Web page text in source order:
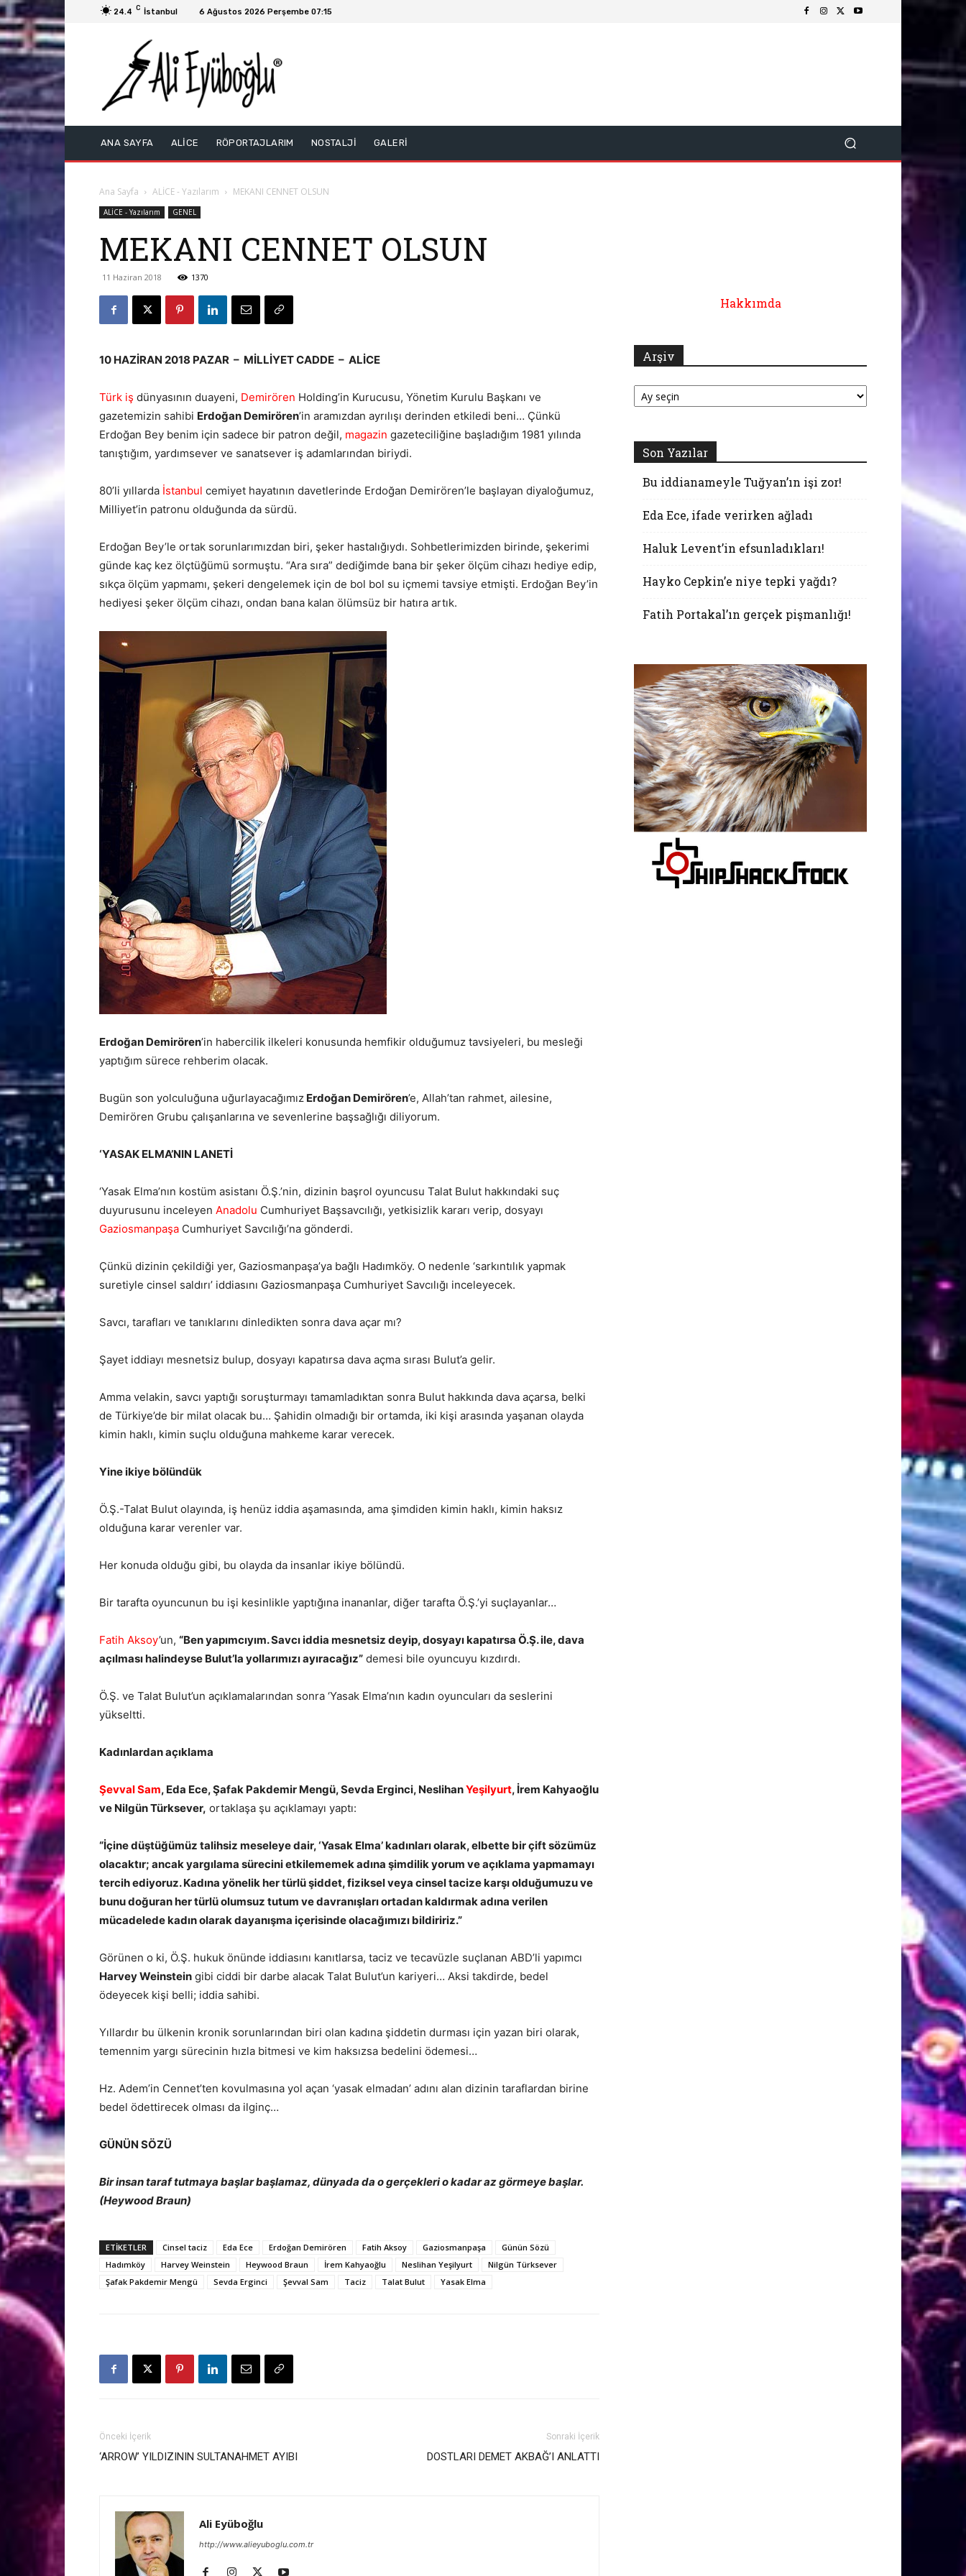
24.4 C İstanbul 6 Ağustos 2026 Perşembe 07:15
ANA SAYFA ALİCE RÖPORTAJLARIM NOSTALJİ GALERİ
Ana Sayfa ALİCE - Yazılarım MEKANI CENNET OLSUN
ALİCE - Yazılarım GENEL
MEKANI CENNET OLSUN
11 Haziran 2018 1370
10 HAZİRAN 2018 PAZAR – MİLLİYET CADDE – ALİCE
Türk iş dünyasının duayeni, Demirören Holding’in Kurucusu, Yönetim Kurulu Başkanı ve
gazetemizin sahibi Erdoğan Demirören’in aramızdan ayrılışı derinden etkiledi beni… Çünkü
Erdoğan Bey benim için sadece bir patron değil, magazin gazeteciliğine başladığım 1981 yılında
tanıştığım, yardımsever ve sanatsever iş adamlarından biriydi.
80’li yıllarda İstanbul cemiyet hayatının davetlerinde Erdoğan Demirören’le başlayan diyaloğumuz,
Milliyet’in patronu olduğunda da sürdü.
Erdoğan Bey’le ortak sorunlarımızdan biri, şeker hastalığıydı. Sohbetlerimizden birinde, şekerimi
günde kaç kez ölçtüğümü sormuştu. “Ara sıra” dediğimde bana bir şeker ölçüm cihazı hediye edip,
sıkça ölçüm yapmamı, şekeri dengelemek için de bol bol su içmemi tavsiye etmişti. Erdoğan Bey’in
hediyesi şeker ölçüm cihazı, ondan bana kalan ölümsüz bir hatıra artık.
Erdoğan Demirören’in habercilik ilkeleri konusunda hemfikir olduğumuz tavsiyeleri, bu mesleği
yaptığım sürece rehberim olacak.
Bugün son yolculuğuna uğurlayacağımız Erdoğan Demirören’e, Allah’tan rahmet, ailesine,
Demirören Grubu çalışanlarına ve sevenlerine başsağlığı diliyorum.
‘YASAK ELMA’NIN LANETİ
‘Yasak Elma’nın kostüm asistanı Ö.Ş.’nin, dizinin başrol oyuncusu Talat Bulut hakkındaki suç
duyurusunu inceleyen Anadolu Cumhuriyet Başsavcılığı, yetkisizlik kararı verip, dosyayı
Gaziosmanpaşa Cumhuriyet Savcılığı’na gönderdi.
Çünkü dizinin çekildiği yer, Gaziosmanpaşa’ya bağlı Hadımköy. O nedenle ‘sarkıntılık yapmak
suretiyle cinsel saldırı’ iddiasını Gaziosmanpaşa Cumhuriyet Savcılığı inceleyecek.
Savcı, tarafları ve tanıklarını dinledikten sonra dava açar mı?
Şayet iddiayı mesnetsiz bulup, dosyayı kapatırsa dava açma sırası Bulut’a gelir.
Amma velakin, savcı yaptığı soruşturmayı tamamladıktan sonra Bulut hakkında dava açarsa, belki
de Türkiye’de bir milat olacak bu… Şahidin olmadığı bir ortamda, iki kişi arasında yaşanan olayda
kimin haklı, kimin suçlu olduğuna mahkeme karar verecek.
Yine ikiye bölündük
Ö.Ş.-Talat Bulut olayında, iş henüz iddia aşamasında, ama şimdiden kimin haklı, kimin haksız
olduğuna karar verenler var.
Her konuda olduğu gibi, bu olayda da insanlar ikiye bölündü.
Bir tarafta oyuncunun bu işi kesinlikle yaptığına inananlar, diğer tarafta Ö.Ş.’yi suçlayanlar…
Fatih Aksoy’un, “Ben yapımcıyım. Savcı iddia mesnetsiz deyip, dosyayı kapatırsa Ö.Ş. ile, dava
açılması halindeyse Bulut’la yollarımızı ayıracağız” demesi bile oyuncuyu kızdırdı.
Ö.Ş. ve Talat Bulut’un açıklamalarından sonra ‘Yasak Elma’nın kadın oyuncuları da seslerini
yükseltti.
Kadınlardan açıklama
Şevval Sam, Eda Ece, Şafak Pakdemir Mengü, Sevda Erginci, NeslihanYeşilyurt, İrem Kahyaoğlu
ve Nilgün Türksever, ortaklaşa şu açıklamayı yaptı:
“İçine düştüğümüz talihsiz meseleye dair, ‘Yasak Elma’ kadınları olarak, elbette bir çift sözümüz
olacaktır; ancak yargılama sürecini etkilememek adına şimdilik yorum ve açıklama yapmamayı
tercih ediyoruz. Kadına yönelik her türlü şiddet, fiziksel veya cinsel tacize karşı olduğumuzu ve
bunu doğuran her türlü olumsuz tutum ve davranışları ortadan kaldırmak adına verilen
mücadelede kadın olarak dayanışma içerisinde olacağımızı bildiririz.”
Görünen o ki, Ö.Ş. hukuk önünde iddiasını kanıtlarsa, taciz ve tecavüzle suçlanan ABD’li yapımcı
Harvey Weinstein gibi ciddi bir darbe alacak Talat Bulut’un kariyeri… Aksi takdirde, bedel
ödeyecek kişi belli; iddia sahibi.
Yıllardır bu ülkenin kronik sorunlarından biri olan kadına şiddetin durması için yazan biri olarak,
temennim yargı sürecinin hızla bitmesi ve kim haksızsa bedelini ödemesi…
Hz. Adem’in Cennet’ten kovulmasına yol açan ‘yasak elmadan’ adını alan dizinin taraflardan birine
bedel ödettirecek olması da ilginç…
GÜNÜN SÖZÜ
Bir insan taraf tutmaya başlar başlamaz, dünyada da o gerçekleri o kadar az görmeye başlar.
(Heywood Braun)
ETİKETLER Cinsel taciz Eda Ece Erdoğan Demirören Fatih Aksoy Gaziosmanpaşa
Günün Sözü
Hadımköy
Harvey Weinstein Heywood Braun İrem Kahyaoğlu Neslihan Yeşilyurt
Nilgün Türksever
Şafak Pakdemir Mengü
Sevda Erginci Şevval Sam Taciz Talat Bulut Yasak Elma
Önceki İçerik
‘ARROW’ YILDIZININ SULTANAHMET AYIBI
Sonraki İçerik
DOSTLARI DEMET AKBAĞ’I ANLATTI
Ali Eyüboğlu
http://www.alieyuboglu.com.tr
Hakkımda
Arşiv
Arşiv
Son Yazılar
Bu iddianameyle Tuğyan’ın işi zor!
Eda Ece, ifade verirken ağladı
Haluk Levent’in efsunladıkları!
Hayko Cepkin’e niye tepki yağdı?
Fatih Portakal’ın gerçek pişmanlığı!